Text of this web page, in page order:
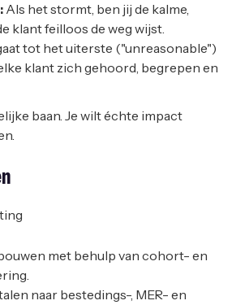
Als het stormt, ben jij de kalme,
klant feilloos de weg wijst.
tot het uiterste ("unreasonable")
klant zich gehoord, begrepen en
baan. Je wilt échte impact
met behulp van cohort- en
naar bestedings-, MER- en